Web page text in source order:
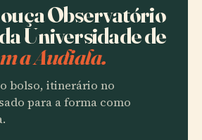
Observatório
Universidade de
a Audiala.
bolso, itinerário no
para a forma como